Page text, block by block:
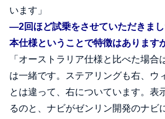
います」
―2回ほど試乗をさせていただきまし
本仕様ということで特徴はあります
「オーストラリア仕様と比べた場合
は一緒です。ステアリングも右、ウ
とは違って、右についています。表
るのと、ナビがゼンリン開発のナビ